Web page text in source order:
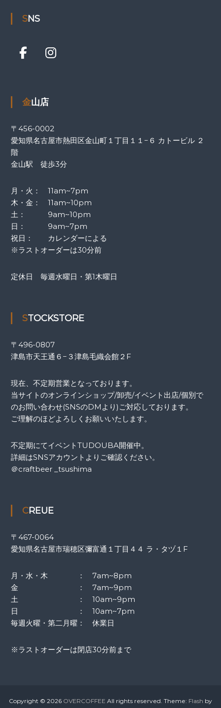
SNS
金山店
〒456-0002
愛知県名古屋市熱田区金山町１丁目１１−６ カトービル ２
階
金山駅 徒歩3分
月・火： 11am~7pm
木・金： 11am~10pm
土： 9am~10pm
日： 9am~7pm
祝日： カレンダーによる
※ラストオーダーは30分前
定休日 毎週水曜日・第1木曜日
STOCKSTORE
〒 496-0807
津島市天王通６−３津島毛織会館２F
現在、不定期営業となっております。
当サイトのオンラインショップ/卸売/イベント出店/個別で
のお問い合わせ(SNSのDMより)ご対応しております。
ご理解のほどよろしくお願いいたします。
不定期にてイベントTUDOUBA開催中。
詳細はSNSアカウントよりご確認ください。
＠craftbeer _tsushima
CREUE
〒467-0064
愛知県名古屋市瑞穂区彌富通１丁目４４ ラ・タヅ１F
月・水・木 ： 7am~8pm
金 ： 7am~9pm
土 ： 10am~9pm
日 ： 10am~7pm
毎週火曜・第二月曜： 休業日
※ラストオーダーは閉店30分前まで
Copyright © 2026 OVERCOFFEE All rights reserved. Theme: Flash by